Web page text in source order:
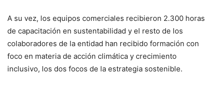
A su vez, los equipos comerciales recibieron 2.300 horas
de capacitación en sustentabilidad y el resto de los
colaboradores de la entidad han recibido formación con
foco en materia de acción climática y crecimiento
inclusivo, los dos focos de la estrategia sostenible.